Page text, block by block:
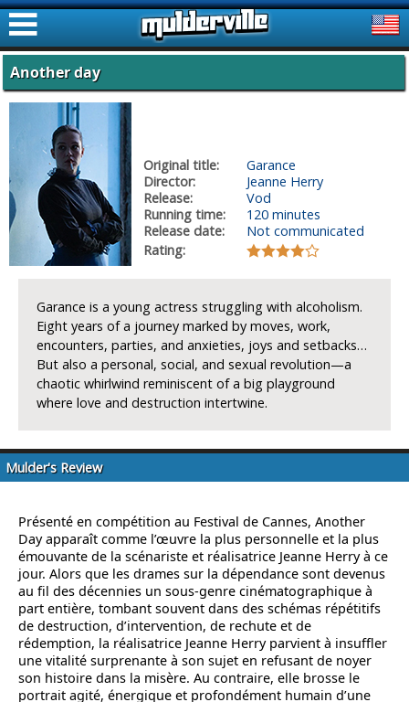
ࠑ
Another day
Original title:
Garance
Director:
Jeanne Herry
Release:
Vod
Running time:
120 minutes
Release date:
Not communicated
Rating:
Garance is a young actress struggling with alcoholism.
Eight years of a journey marked by moves, work,
encounters, parties, and anxieties, joys and setbacks…
But also a personal, social, and sexual revolution—a
chaotic whirlwind reminiscent of a big playground
where love and destruction intertwine.
Mulder's Review
Présenté en compétition au Festival de Cannes, Another
Day apparaît comme l’œuvre la plus personnelle et la plus
émouvante de la scénariste et réalisatrice Jeanne Herry à ce
jour. Alors que les drames sur la dépendance sont devenus
au fil des décennies un sous-genre cinématographique à
part entière, tombant souvent dans des schémas répétitifs
de destruction, d’intervention, de rechute et de
rédemption, la réalisatrice Jeanne Herry parvient à insuffler
une vitalité surprenante à son sujet en refusant de noyer
son histoire dans la misère. Au contraire, elle brosse le
portrait agité, énergique et profondément humain d’une